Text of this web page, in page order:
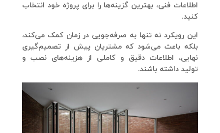
اطلاعات فنی، بهترین گزینه‌ها را برای پروژه خود انتخاب
کنید.
این رویکرد نه تنها به صرفه‌جویی در زمان کمک می‌کند،
بلکه باعث می‌شود که مشتریان پیش از تصمیم‌گیری
نهایی، اطلاعات دقیق و کاملی از هزینه‌های نصب و
تولید داشته باشند.